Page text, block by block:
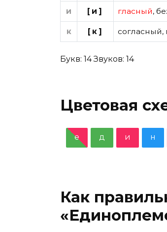
и [и] гласный,
к [к] согласный,
Букв: 14 Звуков: 14
Цветовая
е д и н
Как